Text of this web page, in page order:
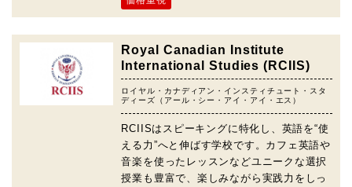
Royal Canadian Institute
International Studies (RCIIS)
ロイヤル・カナディアン・インスティチュート・スタ
ディーズ（アール・シー・アイ・アイ・エス）
RCIISはスピーキングに特化し、英語を“使
える力”へと伸ばす学校です。カフェ英語や
音楽を使ったレッスンなどユニークな選択
授業も豊富で、楽しみながら実践力をしっ